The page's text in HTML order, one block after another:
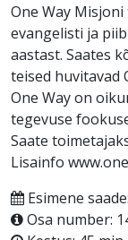
One Way
evangelisti ja
aastast. Saates
teised huvitavad
One Way on
tegevuse
Saate
Lisainfo
Esimene
Osa number: